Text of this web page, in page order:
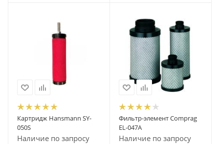
Картридж Hansmann SY-
050S
Наличие по запросу
Фильтр-элемент Comprag
EL-047A
Наличие по запросу